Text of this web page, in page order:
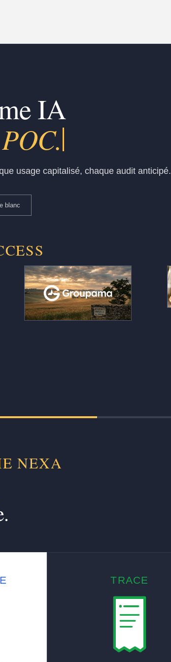
IA
vos expe
usage capitalisé, chaque audit anticipé.
blanc
Le contrôle de gestion produit ses
NEXA
TRACE